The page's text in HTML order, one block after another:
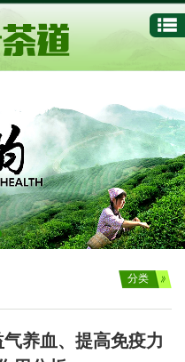
分类
养血、提高免疫力